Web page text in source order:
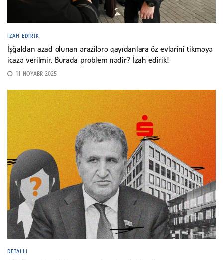
İZAH EDIRIK
İşğaldan azad olunan ərazilərə qayıdanlara öz evlərini tikməyə
icazə verilmir. Burada problem nədir? İzah edirik!
11 NOYABR 2025
DETALLI